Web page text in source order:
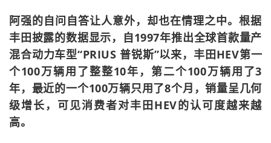
阿强的自问自答让人意外，却也在情理之中。根据
丰田披露的数据显示，自1997年推出全球首款量产
混合动力车型“PRIUS 普锐斯”以来，丰田HEV第一
个100万辆用了整整10年，第二个100万辆用了3
年，最近的一个100万辆只用了8个月，销量呈几何
级增长，可见消费者对丰田HEV的认可度越来越
高。